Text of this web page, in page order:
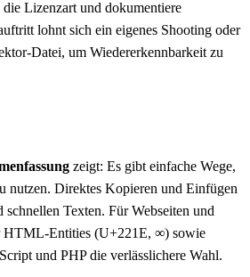
Lizenzart und dokumentiere
lohnt sich ein eigenes Shooting oder
Datei, um Wiedererkennbarkeit zu
zeigt: Es gibt einfache Wege,
nutzen. Direktes Kopieren und Einfügen
Texten. Für Webseiten und
HTML-Entities (U+221E, ∞) sowie
und PHP die verlässlichere Wahl.